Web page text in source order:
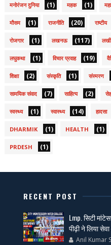
मनोरंजन दुनिया (1) महक (1)
मौसम (1) राजनीति (20) राष्टीय
रोजगार (1) लखनऊ (117)
लघुकथा (1) विचार प्रवाह (19)
शिक्षा (2) संस्कृति (1) संस्मरण
सामयिक संवाद (7) साहित्य (2)
स्वस्थ्य (1) स्वास्थ्य (14) हादसा
DHARMIK (1) HEALTH (1)
PRDESH (1)
RECENT POST
Lmp. सिटी
पीढ़ी ने लिया
Anil Kumar